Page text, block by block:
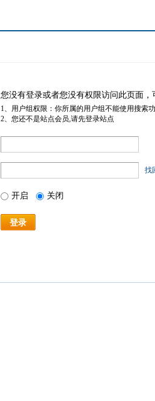
您没有登录或者您没有权限访问此页面
1、用户组权限：你所属的用户组不能使用搜索
2、您还不是站点会员,请先登录站点
找
开启 关闭
登录